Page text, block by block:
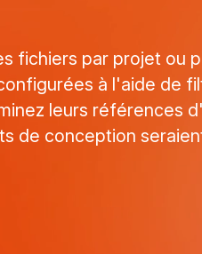
fichiers par projet ou
à l'aide de
leurs références
de conception